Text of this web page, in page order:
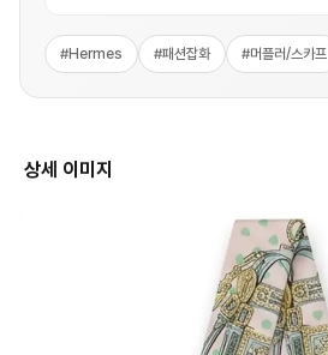
#Hermes #패션잡화 #머플러/스카프
상세 이미지